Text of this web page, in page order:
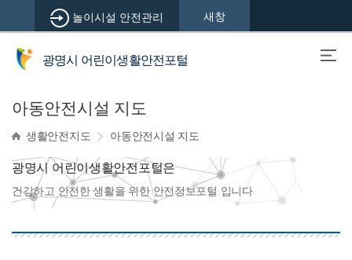
놀이시설 안전관리 새창
광명시 어린이생활안전포털
생활안전지도 아동안전시설 지도
아동안전시설 지도
광명시 어린이생활안전포털은
건강하고 안전한 생활을 위한 안전정보포털 입니다